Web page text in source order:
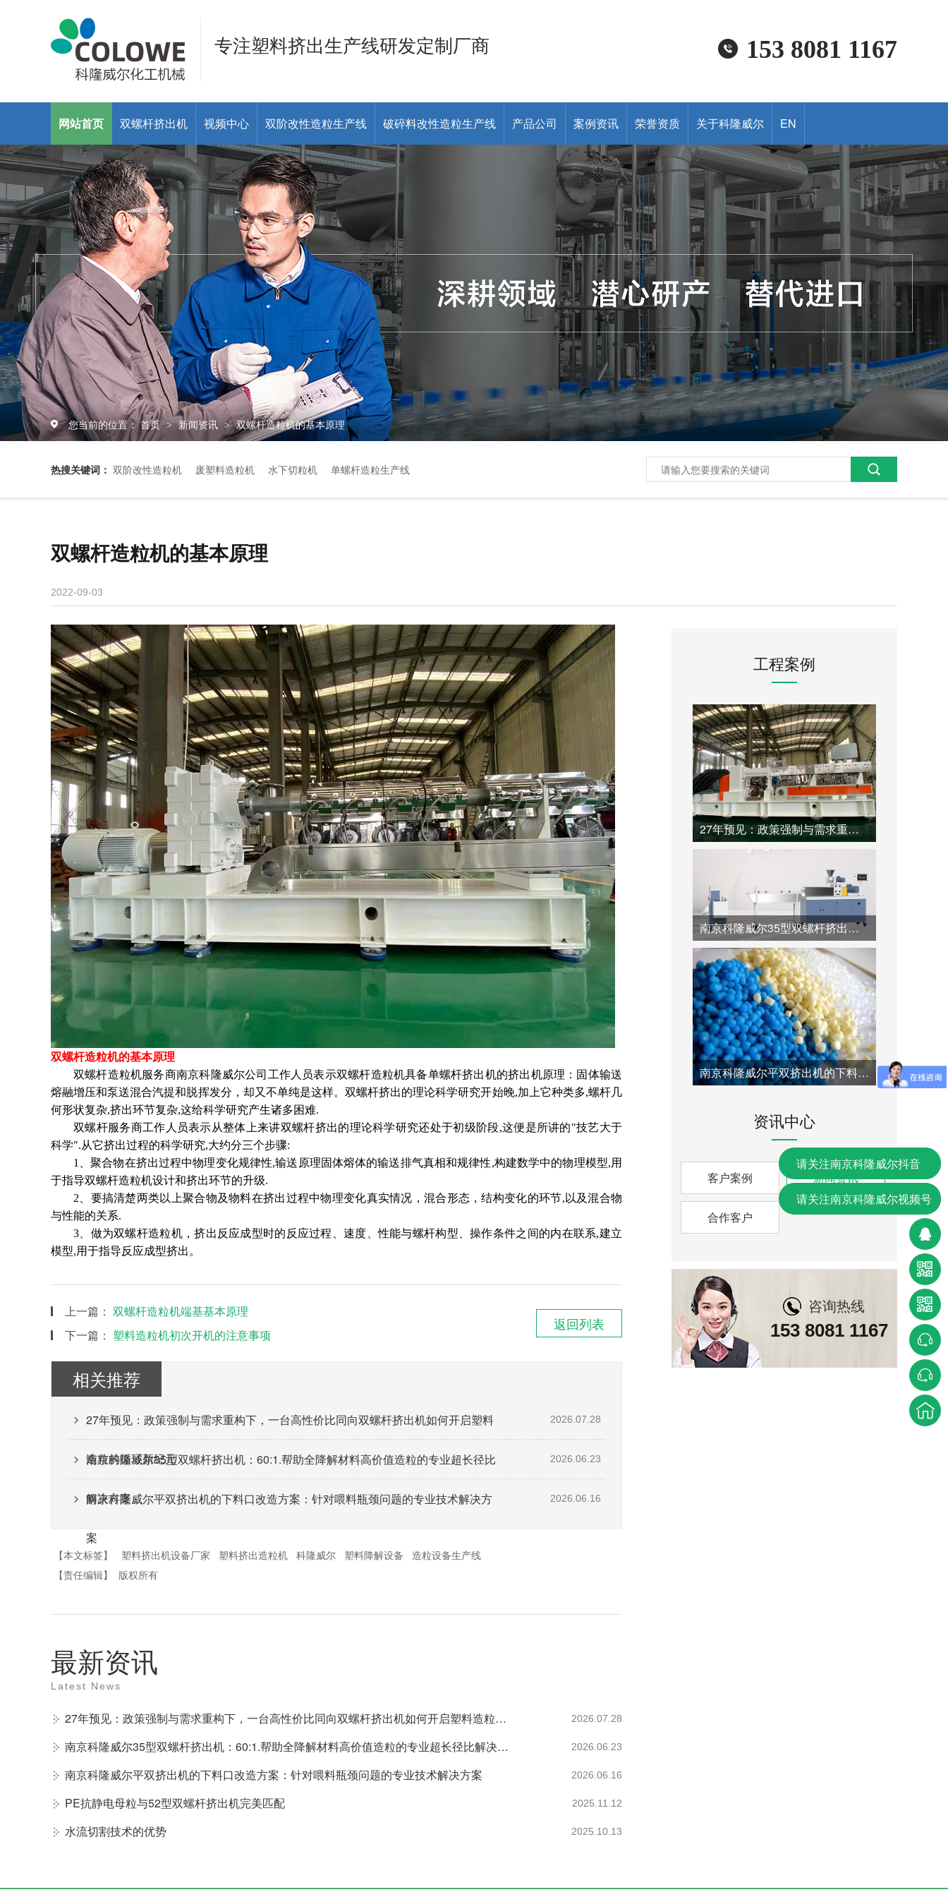
专注塑料挤出生产线研发定制厂商 153 8081 1167
网站首页 双螺杆挤出机 视频中心 双阶改性造粒生产线 破碎料改性造粒生产线 产品公司 案例资讯 荣誉资质 关于科隆威尔 EN
您当前的位置： 首页 > 新闻资讯 > 双螺杆造粒机的基本原理
热搜关键词： 双阶改性造粒机 废塑料造粒机 水下切粒机 单螺杆造粒生产线
双螺杆造粒机的基本原理
2022-09-03
双螺杆造粒机的基本原理
双螺杆造粒机服务商南京科隆威尔公司工作人员表示双螺杆造粒机具备单螺杆挤出机的挤出机原理：固体输送
熔融增压和泵送混合汽提和脱挥发分，却又不单纯是这样。双螺杆挤出的理论科学研究开始晚,加上它种类多,螺杆几
何形状复杂,挤出环节复杂,这给科学研究产生诸多困难.
双螺杆服务商工作人员表示从整体上来讲双螺杆挤出的理论科学研究还处于初级阶段,这便是所讲的"技艺大于
科学".从它挤出过程的科学研究,大约分三个步骤:
1、聚合物在挤出过程中物理变化规律性,输送原理固体熔体的输送排气真相和规律性,构建数学中的物理模型,用
于指导双螺杆造粒机设计和挤出环节的升级.
2、要搞清楚两类以上聚合物及物料在挤出过程中物理变化真实情况，混合形态，结构变化的环节,以及混合物
与性能的关系.
3、做为双螺杆造粒机，挤出反应成型时的反应过程、速度、性能与螺杆构型、操作条件之间的内在联系,建立
模型,用于指导反应成型挤出。
上一篇： 双螺杆造粒机端基基本原理
下一篇： 塑料造粒机初次开机的注意事项
返回列表
相关推荐
27年预见：政策强制与需求重构下，一台高性价比同向双螺杆挤出机如何开启塑料
造粒的循环新纪元
2026.07.28
南京科隆威尔35型双螺杆挤出机：60:1.帮助全降解材料高价值造粒的专业超长径比
解决方案。
2026.06.23
南京科隆威尔平双挤出机的下料口改造方案：针对喂料瓶颈问题的专业技术解决方
案
2026.06.16
【本文标签】 塑料挤出机设备厂家 塑料挤出造粒机 科隆威尔 塑料降解设备
造粒设备生产线
【责任编辑】
版权所有
最新资讯
Latest News
27年预见：政策强制与需求重构下，一台高性价比同向双螺杆挤出机如何开启塑料造粒的循环新纪元 2026.07.28
南京科隆威尔35型双螺杆挤出机：60:1.帮助全降解材料高价值造粒的专业超长径比解决方案。 2026.06.23
南京科隆威尔平双挤出机的下料口改造方案：针对喂料瓶颈问题的专业技术解决方案 2026.06.16
PE抗静电母粒与52型双螺杆挤出机完美匹配 2025.11.12
水流切割技术的优势 2025.10.13
工程案例
27年预见：政策强制与需求重构下，一台高性价比同向双螺杆挤出机如何开启塑料造粒的循环新纪元
南京科隆威尔35型双螺杆挤出机：60:1.帮助全降解材料高价值造粒的专业超长径比解决方案。
南京科隆威尔平双挤出机的下料口改造方案：针对喂料瓶颈问题的专业技术解决方案
资讯中心
客户案例 新闻资讯
合作客户
咨询热线
153 8081 1167
请关注南京科隆威尔抖音
请关注南京科隆威尔视频号